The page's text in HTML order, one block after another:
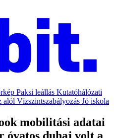
Paksi leállás Kutatóhálózati
alól Vízszintszabályozás Jó iskola
mobilitási adatai